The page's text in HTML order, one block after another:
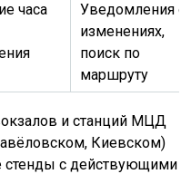
часа
Уведомления
изменениях,
поиск по
маршруту
и станций МЦД
Киевском)
с действующими